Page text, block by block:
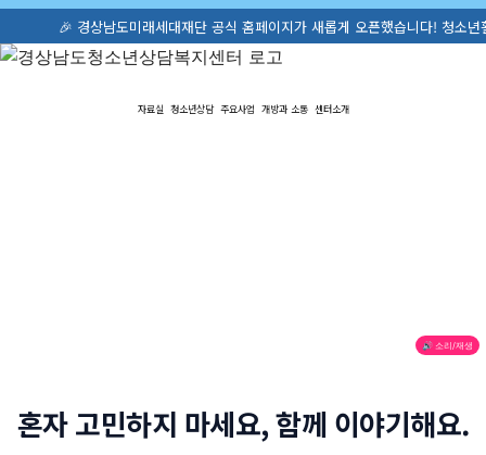
🎉 경상남도미래세대재단 공식 홈페이지가 새롭게 오픈했습니다! 청소년
자료실 청소년상담 주요사업 개방과 소통 센터소개
🔊 소리/재생
혼자 고민하지 마세요, 함께 이야기해요.